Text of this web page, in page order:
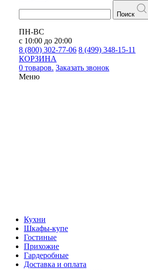
Поиск
ПН-ВС
с 10:00 до 20:00
8 (800) 302-77-06 8 (499) 348-15-11
КОРЗИНА
0 товаров. Заказать звонок
Меню
Кухни
Шкафы-купе
Гостиные
Прихожие
Гардеробные
Доставка и оплата